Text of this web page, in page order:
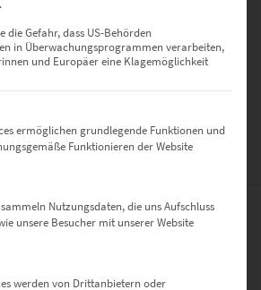
Acrylglas
x 40 cm, 75 x 50 cm, 90 x 60 cm, 120 x 80
cm
die Gefahr, dass US-Behörden
in Überwachungsprogrammen verarbeiten,
und Europäer eine Klagemöglichkeit
Service-Gruppen, für die eine Einwilligung
ermöglichen grundlegende Funktionen und
Funktionieren der Website
Nutzungsdaten, die uns Aufschluss
unsere Besucher mit unserer Website
werden von Drittanbietern oder